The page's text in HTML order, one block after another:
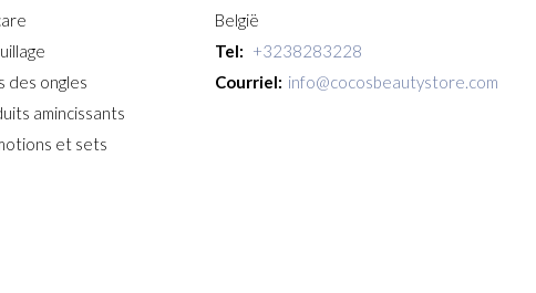
des ongles
amincissants
et sets
België
Tel: +3238283228
Courriel: info@cocosbeautystore.com